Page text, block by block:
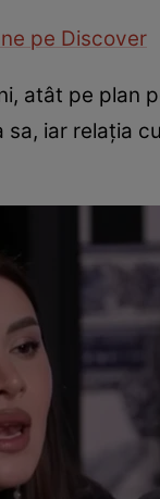
pe Discover
atât pe plan
iar relația